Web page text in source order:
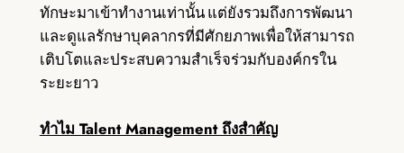
ทักษะมาเข้าทำงานเท่านั้น แต่ยังรวมถึงการพัฒนา
และดูแลรักษาบุคลากรที่มีศักยภาพเพื่อให้สามารถ
เติบโตและประสบความสำเร็จร่วมกับองค์กรใน
ระยะยาว
ทำไม Talent Management ถึงสำคัญ